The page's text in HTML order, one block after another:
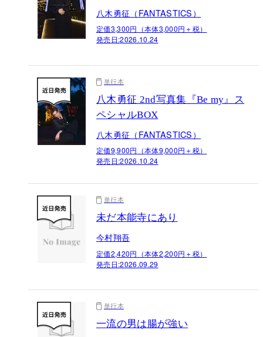
八木勇征（FANTASTICS）
定価3,300円（本体3,000円＋税）
発売日:2026.10.24
単行本
八木勇征 2nd写真集『Be my』ス
ペシャルBOX
八木勇征（FANTASTICS）
定価9,900円（本体9,000円＋税）
発売日:2026.10.24
単行本
未だ本能寺にあり
今村翔吾
定価2,420円（本体2,200円＋税）
発売日:2026.09.29
単行本
一流の男は腸が強い